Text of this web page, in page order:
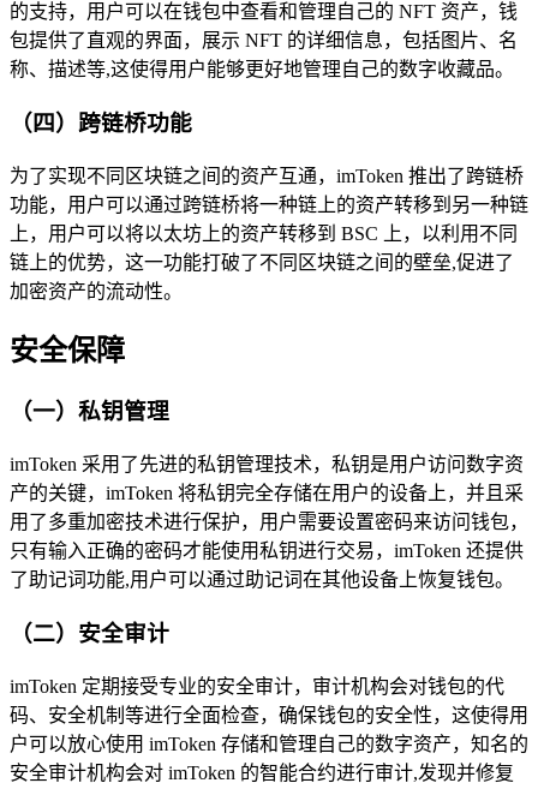
的支持，用户可以在钱包中查看和管理自己的 NFT 资产，钱
包提供了直观的界面，展示 NFT 的详细信息，包括图片、名
称、描述等,这使得用户能够更好地管理自己的数字收藏品。
（四）跨链桥功能
为了实现不同区块链之间的资产互通，imToken 推出了跨链桥
功能，用户可以通过跨链桥将一种链上的资产转移到另一种链
上，用户可以将以太坊上的资产转移到 BSC 上，以利用不同
链上的优势，这一功能打破了不同区块链之间的壁垒,促进了
加密资产的流动性。
安全保障
（一）私钥管理
imToken 采用了先进的私钥管理技术，私钥是用户访问数字资
产的关键，imToken 将私钥完全存储在用户的设备上，并且采
用了多重加密技术进行保护，用户需要设置密码来访问钱包，
只有输入正确的密码才能使用私钥进行交易，imToken 还提供
了助记词功能,用户可以通过助记词在其他设备上恢复钱包。
（二）安全审计
imToken 定期接受专业的安全审计，审计机构会对钱包的代
码、安全机制等进行全面检查，确保钱包的安全性，这使得用
户可以放心使用 imToken 存储和管理自己的数字资产，知名的
安全审计机构会对 imToken 的智能合约进行审计,发现并修复